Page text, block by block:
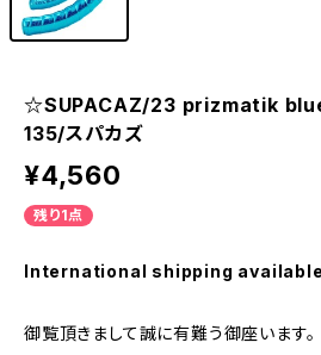
☆SUPACAZ/23 prizmatik
135/スパカズ
¥4,560
残り1点
International shipping available
御覧頂きまして誠に有難う御座います。